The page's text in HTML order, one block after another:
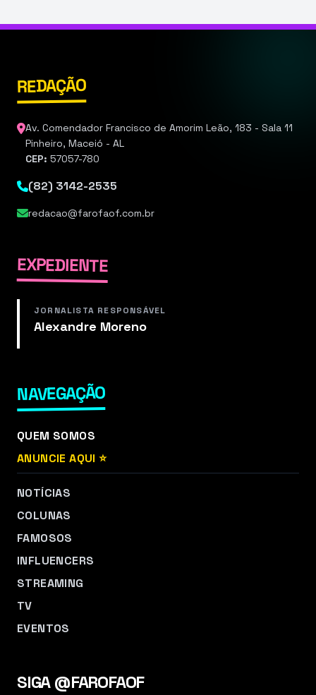
REDAÇÃO
Av. Comendador Francisco de Amorim Leão, 183 - Sala 11
Pinheiro, Maceió - AL
CEP: 57057-780
(82) 3142-2535
redacao@farofaof.com.br
EXPEDIENTE
JORNALISTA RESPONSÁVEL
Alexandre Moreno
NAVEGAÇÃO
QUEM SOMOS
ANUNCIE AQUI ⭐
NOTÍCIAS
COLUNAS
FAMOSOS
INFLUENCERS
STREAMING
TV
EVENTOS
SIGA @FAROFAOF